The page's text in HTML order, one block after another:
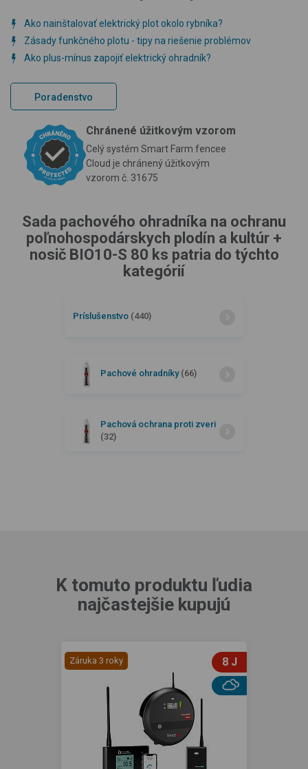
Ako nainštalovať elektrický plot okolo rybníka?
Zásady funkčného plotu - tipy na riešenie problémov
Ako plus-mínus zapojiť elektrický ohradník?
Poradenstvo
Chránené úžitkovým vzorom
Celý systém Smart Farm fencee
Cloud je chránený úžitkovým
vzorom č. 31675
Sada pachového ohradníka na ochranu
poľnohospodárskych plodín a kultúr +
nosič BIO10-S 80 ks patria do týchto
kategórií
Príslušenstvo (440)
Pachové ohradníky (66)
Pachová ochrana proti zveri
(32)
K tomuto produktu ľudia
najčastejšie kupujú
Záruka 3 roky 8 J